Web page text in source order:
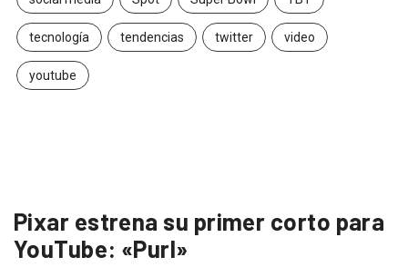
tecnología tendencias twitter video
youtube
Pixar estrena su primer corto para
YouTube: «Purl»